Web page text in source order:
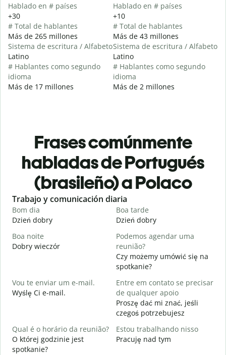
Hablado en # países
+30
# Total de hablantes
Más de 265 millones
Sistema de escritura / Alfabeto
Latino
# Hablantes como segundo
idioma
Más de 17 millones
Hablado en # países
+10
# Total de hablantes
Más de 43 millones
Sistema de escritura / Alfabeto
Latino
# Hablantes como segundo
idioma
Más de 2 millones
Frases comúnmente
habladas de Portugués
(brasileño) a Polaco
Slide 1 of 6
Trabajo y comunicación diaria
Bom dia
Dzień dobry
Boa tarde
Dzień dobry
Boa noite
Dobry wieczór
Podemos agendar uma
reunião?
Czy możemy umówić się na
spotkanie?
Vou te enviar um e-mail.
Wyślę Ci e-mail.
Entre em contato se precisar
de qualquer apoio
Proszę dać mi znać, jeśli
czegoś potrzebujesz
Qual é o horário da reunião?
O której godzinie jest
spotkanie?
Estou trabalhando nisso
Pracuję nad tym